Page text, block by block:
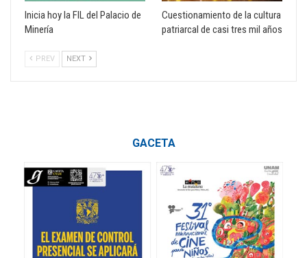
Inicia hoy la FIL del Palacio de
Minería
Cuestionamiento de la cultura
patriarcal de casi tres mil años
PREV NEXT
GACETA